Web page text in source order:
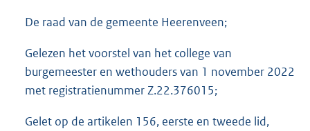
De raad van de gemeente Heerenveen;
Gelezen het voorstel van het college van
burgemeester en wethouders van 1 november 2022
met registratienummer Z.22.376015;
Gelet op de artikelen 156, eerste en tweede lid,